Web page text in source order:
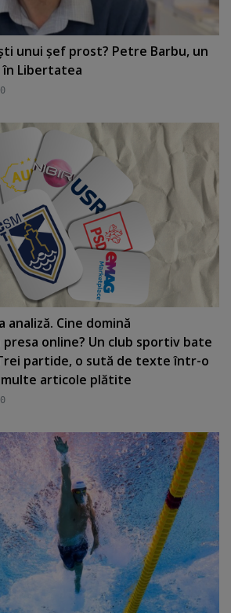
unui şef prost? Petre Barbu, un
Libertatea
0
analiză. Cine domină
online? Un club sportiv bate
partide, o sută de texte într-o
multe articole plătite
0